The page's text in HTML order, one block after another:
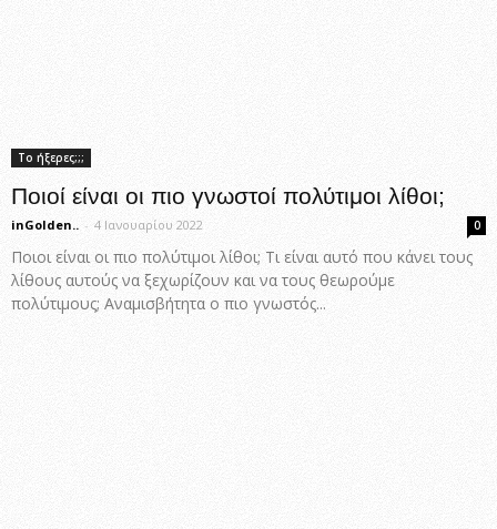
Το ήξερες;;;
Ποιοί είναι οι πιο γνωστοί πολύτιμοι λίθοι;
inGolden.. - 4 Ιανουαρίου 2022 0
Ποιοι είναι οι πιο πολύτιμοι λίθοι; Τι είναι αυτό που κάνει τους
λίθους αυτούς να ξεχωρίζουν και να τους θεωρούμε
πολύτιμους; Αναμισβήτητα ο πιο γνωστός...